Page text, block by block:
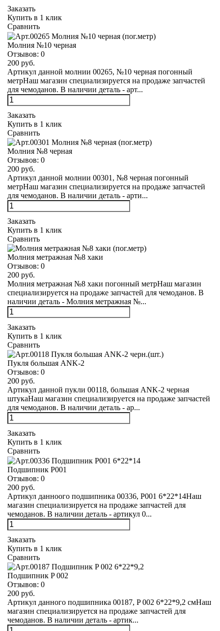
Заказать
Купить в 1 клик
Сравнить
Молния №10 черная
Отзывов: 0
200 руб.
Артикул данной молнии 00265, №10 черная погонный
метрНаш магазин специализируется на продаже запчастей
для чемоданов. В наличии деталь - арт...
Заказать
Купить в 1 клик
Сравнить
Молния №8 черная
Отзывов: 0
200 руб.
Артикул данной молнии 00301, №8 черная погонный
метрНаш магазин специализируется на продаже запчастей
для чемоданов. В наличии деталь - арти...
Заказать
Купить в 1 клик
Сравнить
Молния метражная №8 хаки
Отзывов: 0
200 руб.
Молния метражная №8 хаки погонный метрНаш магазин
специализируется на продаже запчастей для чемоданов. В
наличии деталь - Молния метражная №...
Заказать
Купить в 1 клик
Сравнить
Пукля большая ANK-2
Отзывов: 0
200 руб.
Артикул данной пукли 00118, большая ANK-2 черная
штукаНаш магазин специализируется на продаже запчастей
для чемоданов. В наличии деталь - ар...
Заказать
Купить в 1 клик
Сравнить
Подшипник Р001
Отзывов: 0
200 руб.
Артикул данноого подшипника 00336, Р001 6*22*14Наш
магазин специализируется на продаже запчастей для
чемоданов. В наличии деталь - артикул 0...
Заказать
Купить в 1 клик
Сравнить
Подшипник P 002
Отзывов: 0
200 руб.
Артикул данного подшипника 00187, P 002 6*22*9,2 смНаш
магазин специализируется на продаже запчастей для
чемоданов. В наличии деталь - артик...